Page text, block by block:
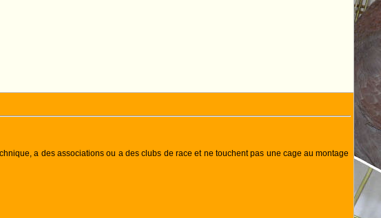
a des associations ou a des clubs de race et ne touchent pas une cage au montage